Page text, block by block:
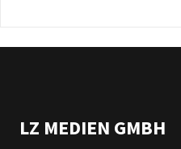
LZ MEDIEN GMBH